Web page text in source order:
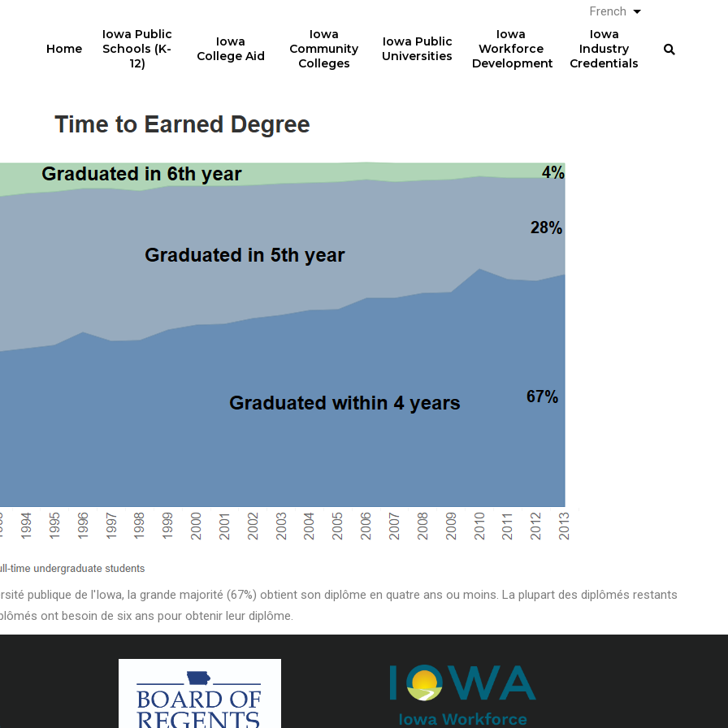
Home
Iowa Public
Schools (K-
12)
Iowa
College Aid
Iowa
Community
Colleges
Iowa Public
Universities
Iowa
Workforce
Development
Iowa
Industry
Credentials
French Lister les
publique de l'Iowa, la grande majorité (67%) obtient son diplôme en quatre ans ou moins. La plupart des diplômés restants
ont besoin de six ans pour obtenir leur diplôme.